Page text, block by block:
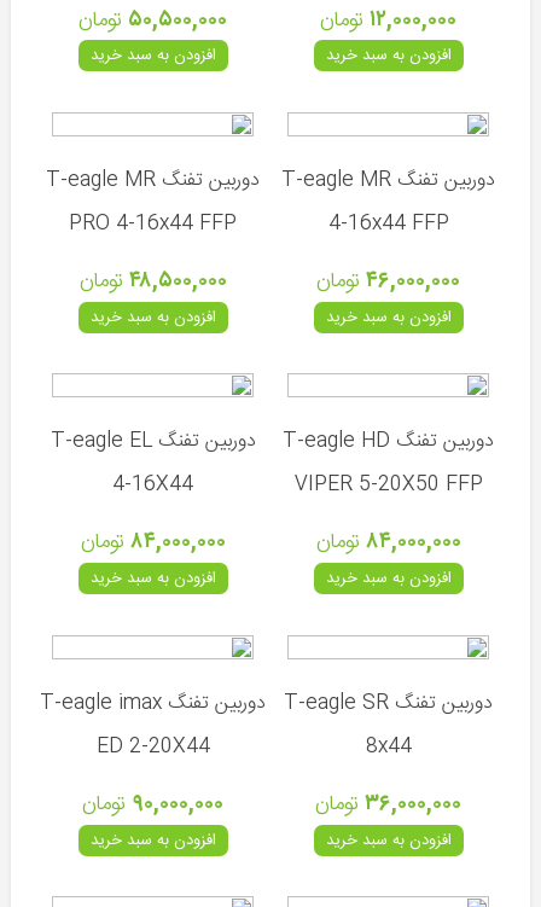
ایکس
(سوئد)
سامیانگ
(کره
(جمهوری
بادی
های
تپانچه
تپانچه
شکاری
۱۲,۰۰۰,۰۰۰ تومان
افزودن به سبد خرید
۵۰,۵۰۰,۰۰۰ تومان
افزودن به سبد خرید
دوربین تفنگ T-eagle MR
4-16x44 FFP
۴۶,۰۰۰,۰۰۰ تومان
افزودن به سبد خرید
دوربین تفنگ T-eagle MR
PRO 4-16x44 FFP
۴۸,۵۰۰,۰۰۰ تومان
افزودن به سبد خرید
دوربین تفنگ T-eagle HD
VIPER 5-20X50 FFP
۸۴,۰۰۰,۰۰۰ تومان
افزودن به سبد خرید
دوربین تفنگ T-eagle EL
4-16X44
۸۴,۰۰۰,۰۰۰ تومان
افزودن به سبد خرید
دوربین تفنگ T-eagle SR
8x44
۳۶,۰۰۰,۰۰۰ تومان
افزودن به سبد خرید
دوربین تفنگ T-eagle imax
ED 2-20X44
۹۰,۰۰۰,۰۰۰ تومان
افزودن به سبد خرید